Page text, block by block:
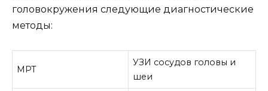
головокружения следующие диагностические
методы:
МРТ
УЗИ сосудов головы и
шеи